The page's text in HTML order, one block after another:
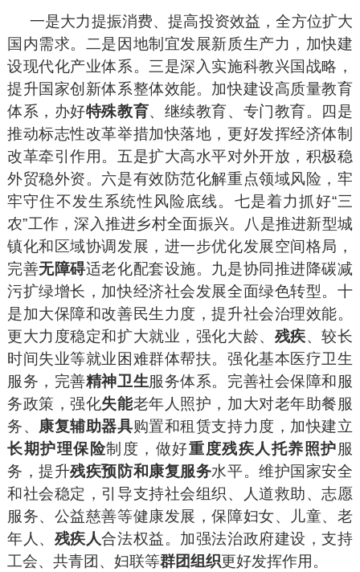
一是大力提振消费、提高投资效益，全方位扩大
国内需求。二是因地制宜发展新质生产力，加快建
设现代化产业体系。三是深入实施科教兴国战略，
提升国家创新体系整体效能。加快建设高质量教育
体系，办好特殊教育、继续教育、专门教育。四是
推动标志性改革举措加快落地，更好发挥经济体制
改革牵引作用。五是扩大高水平对外开放，积极稳
外贸稳外资。六是有效防范化解重点领域风险，牢
牢守住不发生系统性风险底线。七是着力抓好“三
农”工作，深入推进乡村全面振兴。八是推进新型城
镇化和区域协调发展，进一步优化发展空间格局，
完善无障碍适老化配套设施。九是协同推进降碳减
污扩绿增长，加快经济社会发展全面绿色转型。十
是加大保障和改善民生力度，提升社会治理效能。
更大力度稳定和扩大就业，强化大龄、 残疾、较长
时间失业等就业困难群体帮扶。强化基本医疗卫生
服务，完善精神卫生服务体系。完善社会保障和服
务政策，强化失能老年人照护，加大对老年助餐服
务、 康复辅助器具购置和租赁支持力度，加快建立
长期护理保险制度，做好重度残疾人托养照护服
务，提升残疾预防和康复服务水平。维护国家安全
和社会稳定，引导支持社会组织、人道救助、志愿
服务、公益慈善等健康发展，保障妇女、儿童、老
年人、 残疾人合法权益。加强法治政府建设，支持
工会、共青团、妇联等群团组织更好发挥作用。